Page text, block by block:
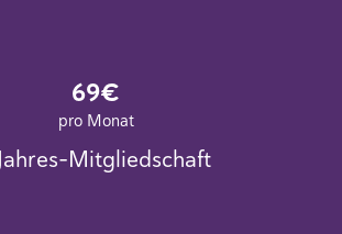
69€
pro Monat
Mitgliedschaft